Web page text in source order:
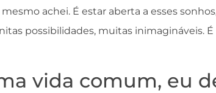
achei. É estar aberta a esses
possibilidades, muitas inimagináveis.
vida comum, eu